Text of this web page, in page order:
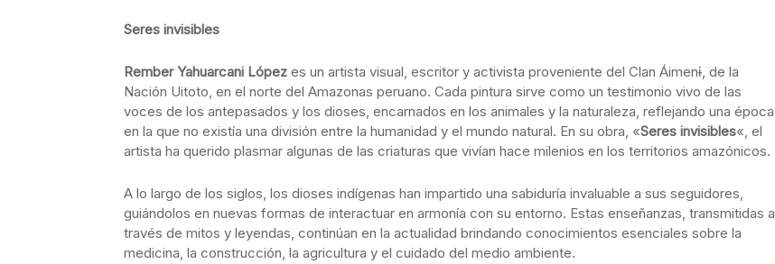
Seres invisibles
Rember Yahuarcani López es un artista visual, escritor y activista proveniente del Clan Áimenɨ, de la
Nación Uitoto, en el norte del Amazonas peruano. Cada pintura sirve como un testimonio vivo de las
voces de los antepasados y los dioses, encarnados en los animales y la naturaleza, reflejando una época
en la que no existía una división entre la humanidad y el mundo natural. En su obra, «Seres invisibles«, el
artista ha querido plasmar algunas de las criaturas que vivían hace milenios en los territorios amazónicos.
A lo largo de los siglos, los dioses indígenas han impartido una sabiduría invaluable a sus seguidores,
guiándolos en nuevas formas de interactuar en armonía con su entorno. Estas enseñanzas, transmitidas a
través de mitos y leyendas, continúan en la actualidad brindando conocimientos esenciales sobre la
medicina, la construcción, la agricultura y el cuidado del medio ambiente.